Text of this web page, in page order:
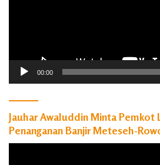
00:00
Jauhar Awaluddin Minta Pemkot
Penanganan Banjir Meteseh-